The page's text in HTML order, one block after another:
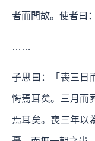
者而問故。使者曰
……
子思曰：「喪三日
悔焉耳矣。三月而
焉耳矣。喪三年以